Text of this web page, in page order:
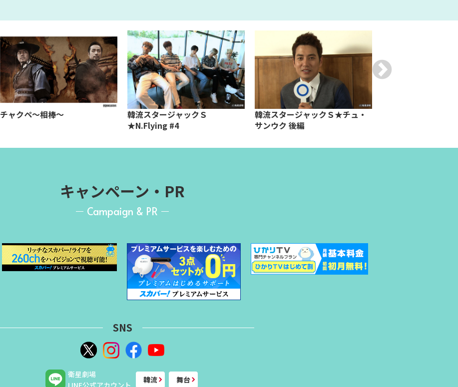
チャクペ～相棒～
韓流スタージャックＳ
★N.Flying #4
韓流スタージャックＳ★チュ・
サンウク 後編
キャンペーン・PR
Campaign & PR
SNS
衛星劇場
LINE公式アカウント
韓流 舞台